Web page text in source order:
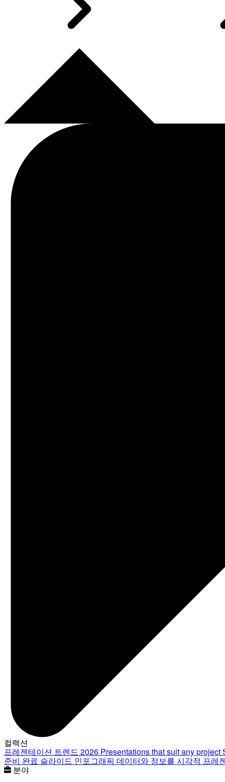
컬렉션
프레젠테이션 트렌드 2026 Presentations that suit any project
준비 완료 슬라이드 인포그래픽 데이터와 정보를 시각적 프레
분야